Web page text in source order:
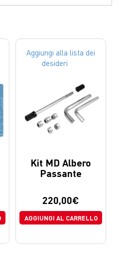
Aggiungi alla lista dei
desideri
Kit MD Albero
Passante
220,00€
AGGIUNGI AL CARRELLO